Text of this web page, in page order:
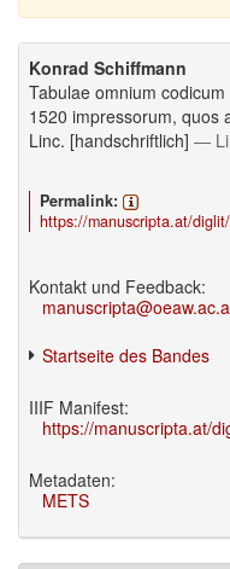
Konrad Schiffmann
Tabulae omnium
1520 impressorum, quos
Linc. [handschriftlich] —
Permalink:
https://manuscripta.at/
Kontakt und Feedback:
Startseite des Bandes
IIIF Manifest:
https://manuscripta.at/
Metadaten:
METS